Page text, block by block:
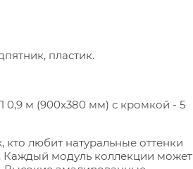
пластик.
0,9 м (900x380 мм) с кромкой - 5
кто любит натуральные оттенки
Каждый модуль коллекции может